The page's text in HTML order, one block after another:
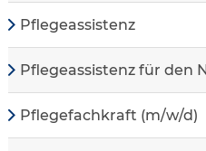
Pflegeassistenz
Pflegeassistenz für den
Pflegefachkraft (m/w/d)